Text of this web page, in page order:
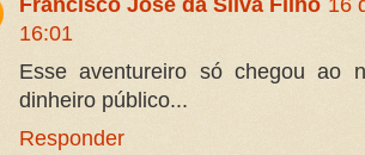
16:01
Esse aventureiro só chegou ao
dinheiro público...
Responder